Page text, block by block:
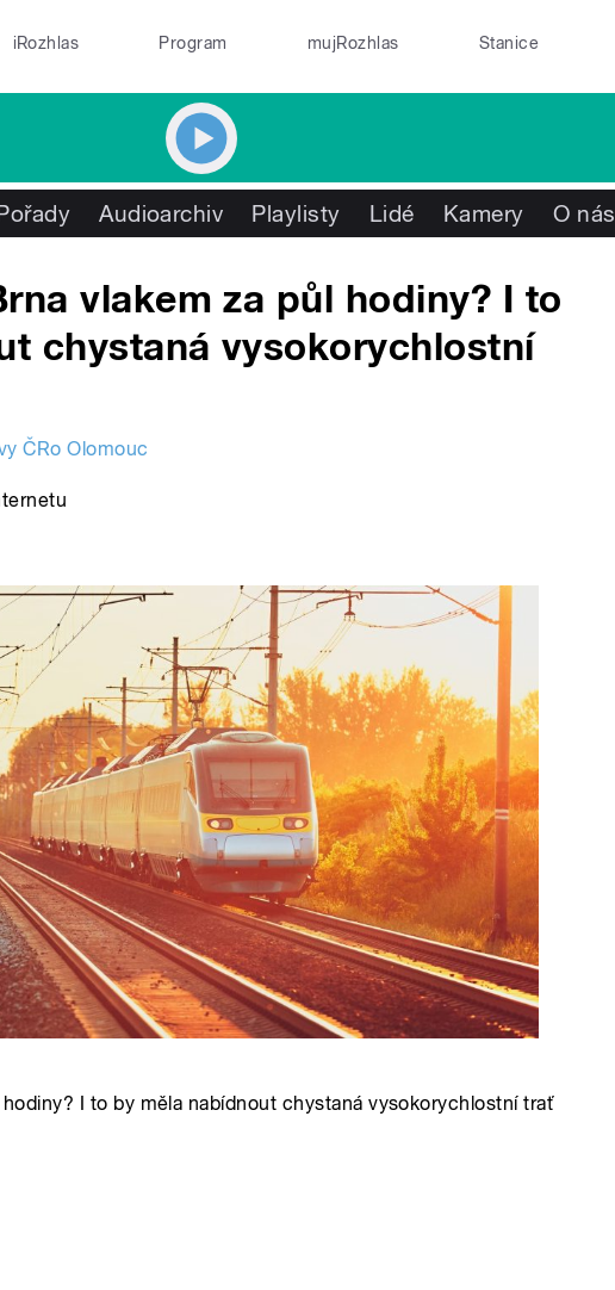
iRozhlas Program mujRozhlas Stanice
Audioarchiv Playlisty Lidé Kamery O nás
vlakem za půl hodiny? I to
chystaná vysokorychlostní
ČRo Olomouc
I to by měla nabídnout chystaná vysokorychlostní trať